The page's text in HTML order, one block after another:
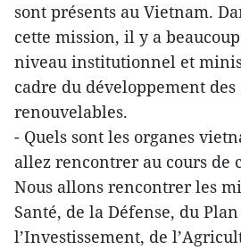
sont présents au Vietnam.
cette mission, il y a
niveau institutionnel et
cadre du développement des
renouvelables.
- Quels sont les organes
allez rencontrer au cours de
Nous allons rencontrer les
Santé, de la Défense, du
l’Investissement, de